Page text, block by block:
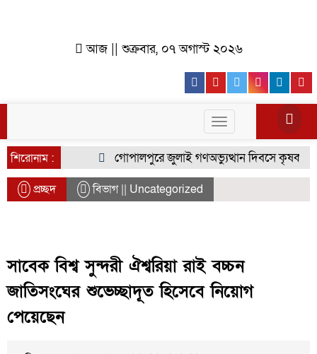
আজ || শুক্রবার, ০৭ অগাস্ট ২০২৬
Facebook
YoutubeTwitter
Toggle
navigation
শিরোনাম :
গোপালপুরে জুলাই গণঅভ্যুত্থান দিবসে কৃষক
প্রচ্ছদ বিভাগ || Uncategorized
সাবেক বিশ্ব সুন্দরী ঐশ্বরিয়া রাই বচ্চন
জাতিসংঘের শুভেচ্ছাদূত হিসেবে নিয়োগ
পেয়েছেন